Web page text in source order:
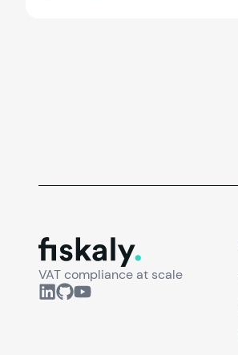
fiskaly.
VAT compliance at scale